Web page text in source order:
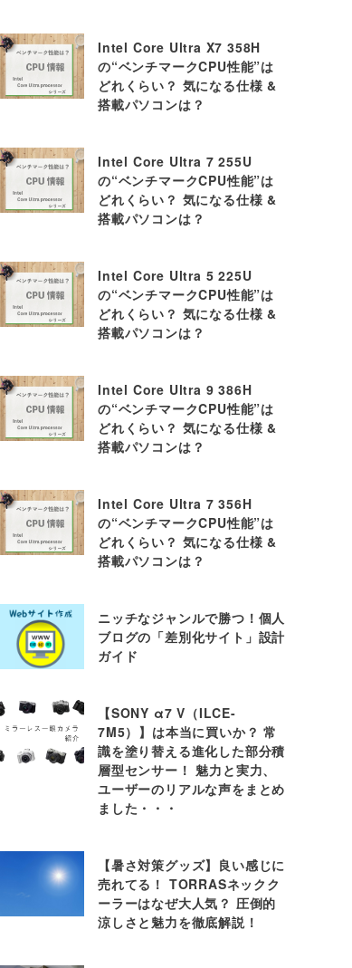
Intel Core Ultra X7 358H
の“ベンチマークCPU性能”は
どれくらい？ 気になる仕様 &
搭載パソコンは？
Intel Core Ultra 7 255U
の“ベンチマークCPU性能”は
どれくらい？ 気になる仕様 &
搭載パソコンは？
Intel Core Ultra 5 225U
の“ベンチマークCPU性能”は
どれくらい？ 気になる仕様 &
搭載パソコンは？
Intel Core Ultra 9 386H
の“ベンチマークCPU性能”は
どれくらい？ 気になる仕様 &
搭載パソコンは？
Intel Core Ultra 7 356H
の“ベンチマークCPU性能”は
どれくらい？ 気になる仕様 &
搭載パソコンは？
ニッチなジャンルで勝つ！個人
ブログの「差別化サイト」設計
ガイド
【SONY α7 V（ILCE-
7M5）】は本当に買いか？ 常
識を塗り替える進化した部分積
層型センサー！ 魅力と実力、
ユーザーのリアルな声をまとめ
ました・・・
【暑さ対策グッズ】良い感じに
売れてる！ TORRASネックク
ーラーはなぜ大人気？ 圧倒的
涼しさと魅力を徹底解説！